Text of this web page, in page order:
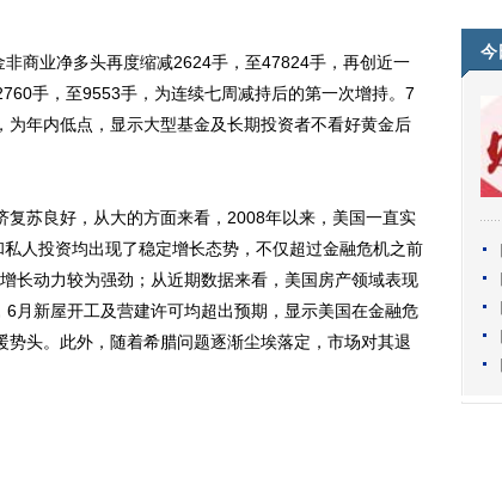
业净多头再度缩减2624手，至47824手，再创近一
手，至9553手，为连续七周减持后的第一次增持。7
年内低点，显示大型基金及长期投资者不看好黄金后
苏良好，从大的方面来看，2008年以来，美国一直实
人投资均出现了稳定增长态势，不仅超过金融危机之前
长动力较为强劲；从近期数据来看，美国房产领域表现
月新屋开工及营建许可均超出预期，显示美国在金融危
势头。此外，随着希腊问题逐渐尘埃落定，市场对其退
今